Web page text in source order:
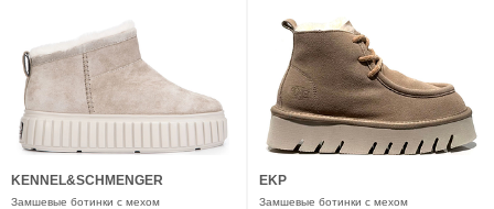
KENNEL&SCHMENGER
Замшевые ботинки с мехом
EKP
Замшевые ботинки с мехом